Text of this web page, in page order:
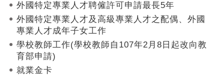
查
作
申
外國特定專業人才聘僱許可申請最長5年
外國特定專業人才及高級專業人才之配偶、外國
專業人才成年子女工作
學校教師工作(學校教師自107年2月8日起改向教
育部申請)
就業金卡